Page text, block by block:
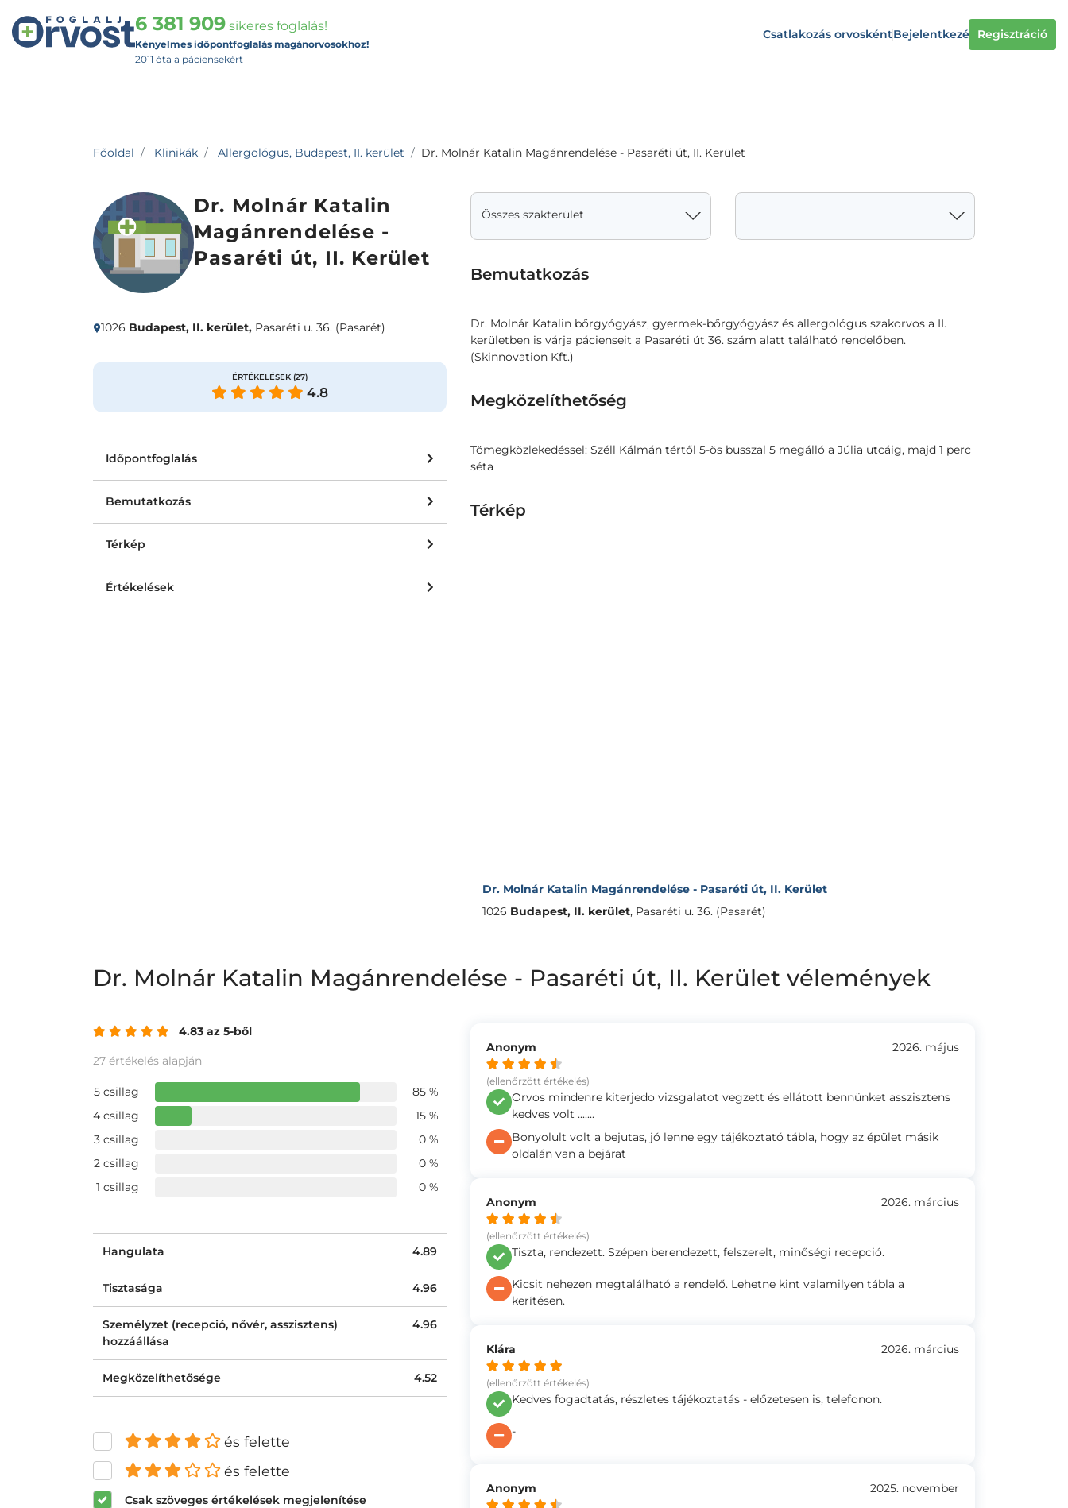
6 381 909 sikeres foglalás!
Kényelmes időpontfoglalás magánorvosokhoz!
2011 óta a páciensekért
Csatlakozás orvoskéntBejelentkezés Regisztráció
Főoldal Klinikák Allergológus, Budapest, II. kerület Dr. Molnár Katalin Magánrendelése - Pasaréti út, II. Kerület
Dr. Molnár Katalin
Magánrendelése -
Pasaréti út, II. Kerület
ÉRTÉKELÉSEK (27)
4.8
1026 Budapest, II. kerület, Pasaréti u. 36. (Pasarét)
Időpontfoglalás
Bemutatkozás
Térkép
Értékelések
Összes szakterület
Bemutatkozás
Dr. Molnár Katalin bőrgyógyász, gyermek-bőrgyógyász és allergológus szakorvos a II.
kerületben is várja pácienseit a Pasaréti út 36. szám alatt található rendelőben.
(Skinnovation Kft.)
Megközelíthetőség
Tömegközlekedéssel: Széll Kálmán tértől 5-ös busszal 5 megálló a Júlia utcáig, majd 1 perc
séta
Térkép
Dr. Molnár Katalin Magánrendelése - Pasaréti út, II. Kerület
1026 Budapest, II. kerület, Pasaréti u. 36. (Pasarét)
Dr. Molnár Katalin Magánrendelése - Pasaréti út, II. Kerület vélemények
4.83 az 5-ből
27 értékelés alapján
5 csillag
85 %
4 csillag
15 %
3 csillag
0 %
2 csillag
0 %
1 csillag
0 %
Hangulata 4.89
Tisztasága 4.96
Személyzet (recepció, nővér, asszisztens)
hozzáállása
4.96
Megközelíthetősége 4.52
és felette
és felette
Csak szöveges értékelések megjelenítése
Anonym
(ellenőrzött értékelés)
2026. május
Orvos mindenre kiterjedo vizsgalatot vegzett és ellátott bennünket asszisztens
kedves volt .......
Bonyolult volt a bejutas, jó lenne egy tájékoztató tábla, hogy az épület másik
oldalán van a bejárat
Anonym
(ellenőrzött értékelés)
2026. március
Tiszta, rendezett. Szépen berendezett, felszerelt, minőségi recepció.
Kicsit nehezen megtalálható a rendelő. Lehetne kint valamilyen tábla a
kerítésen.
Klára
(ellenőrzött értékelés)
2026. március
Kedves fogadtatás, részletes tájékoztatás - előzetesen is, telefonon.
-
Anonym 2025. november